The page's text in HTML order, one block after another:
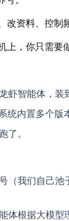
改资料、控制
上，你只需要
虾智能体，
统内置多个
了。
（我们自己
体根据大模